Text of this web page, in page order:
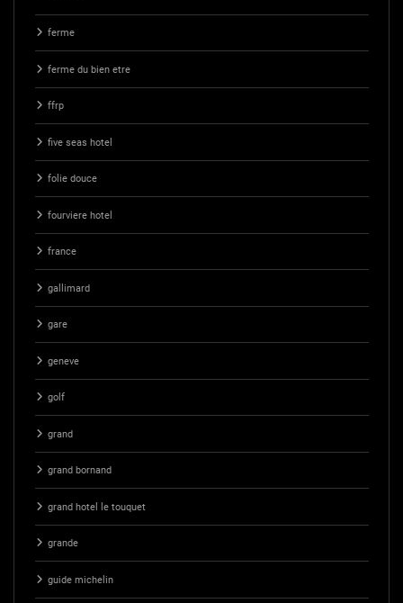
ferme
ferme du bien etre
ffrp
five seas hotel
folie douce
fourviere hotel
france
gallimard
gare
geneve
golf
grand
grand bornand
grand hotel le touquet
grande
guide michelin